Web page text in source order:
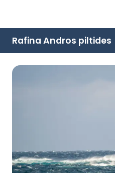
Rafina Andros piltides